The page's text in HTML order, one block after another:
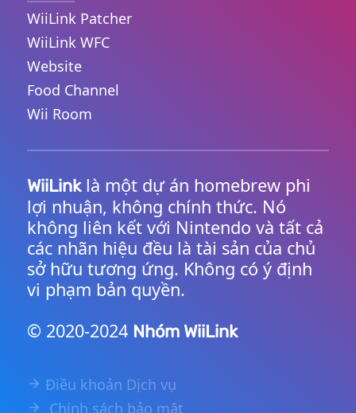
WiiLink Patcher
WiiLink WFC
Website
Food Channel
Wii Room
WiiLinklà một dự án homebrew phi
lợi nhuận, không chính thức. Nó
không liên kết với Nintendo và tất cả
các nhãn hiệu đều là tài sản của chủ
sở hữu tương ứng. Không có ý định
vi phạm bản quyền.
© 2020-2024 Nhóm WiiLink
Điều khoản Dịch vụ
Chính sách bảo mật